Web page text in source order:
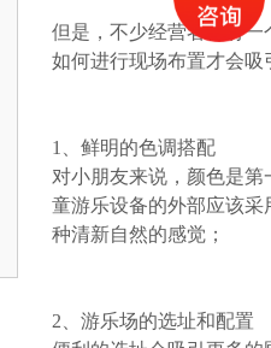
但是，不少经营者都有
如何进行现场布置才会
1、鲜明的色调搭配
对小朋友来说，颜色是
童游乐设备的外部应该
种清新自然的感觉；
2、游乐场的选址和配置